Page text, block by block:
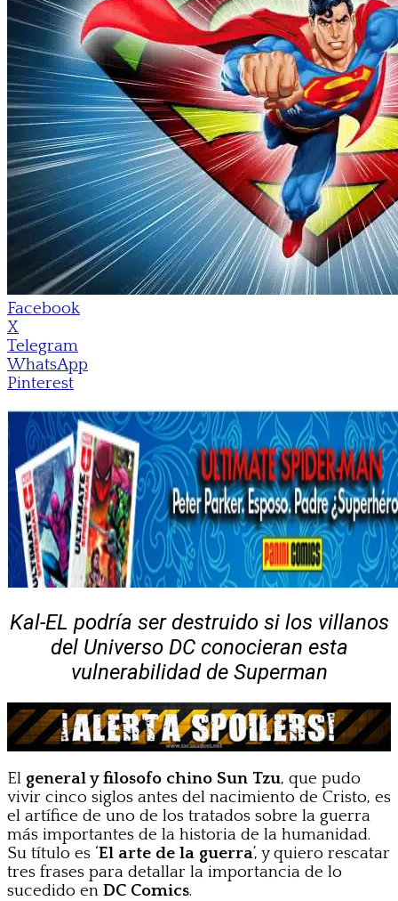
Facebook
X
Telegram
WhatsApp
Pinterest
Kal-EL podría ser destruido si los villanos
del Universo DC conocieran esta
vulnerabilidad de Superman
El general y filosofo chino Sun Tzu, que pudo
vivir cinco siglos antes del nacimiento de Cristo, es
el artífice de uno de los tratados sobre la guerra
más importantes de la historia de la humanidad.
Su título es ‘El arte de la guerra’, y quiero rescatar
tres frases para detallar la importancia de lo
sucedido en DC Comics.